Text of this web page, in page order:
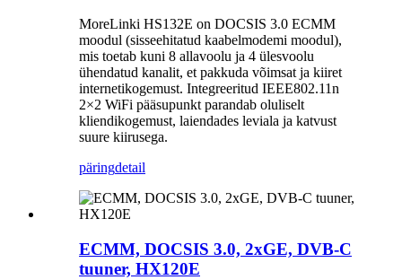
MoreLinki HS132E on DOCSIS 3.0 ECMM
moodul (sisseehitatud kaabelmodemi moodul),
mis toetab kuni 8 allavoolu ja 4 ülesvoolu
ühendatud kanalit, et pakkuda võimsat ja kiiret
internetikogemust. Integreeritud IEEE802.11n
2×2 WiFi pääsupunkt parandab oluliselt
kliendikogemust, laiendades leviala ja katvust
suure kiirusega.
päringdetail
ECMM, DOCSIS 3.0, 2xGE, DVB-C
tuuner, HX120E